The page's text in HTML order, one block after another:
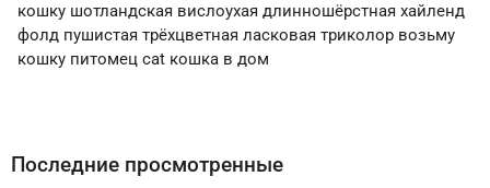
кошку шотландская вислоухая длинношёрстная хайленд
фолд пушистая трёхцветная ласковая триколор возьму
кошку питомец cat кошка в дом
Последние просмотренные